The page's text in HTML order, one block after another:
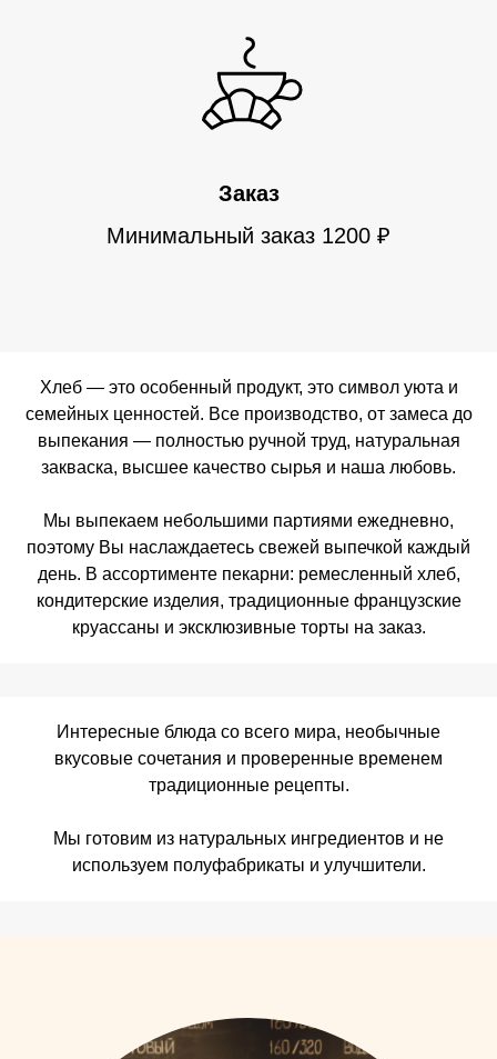
Заказ
Минимальный заказ 1200 ₽
Хлеб — это особенный продукт, это символ уюта и
семейных ценностей. Все производство, от замеса до
выпекания — полностью ручной труд, натуральная
закваска, высшее качество сырья и наша любовь.
Мы выпекаем небольшими партиями ежедневно,
поэтому Вы наслаждаетесь свежей выпечкой каждый
день. В ассортименте пекарни: ремесленный хлеб,
кондитерские изделия, традиционные французские
круассаны и эксклюзивные торты на заказ.
Интересные блюда со всего мира, необычные
вкусовые сочетания и проверенные временем
традиционные рецепты.
Мы готовим из натуральных ингредиентов и не
используем полуфабрикаты и улучшители.